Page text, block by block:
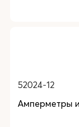
52024-12
Амперметры